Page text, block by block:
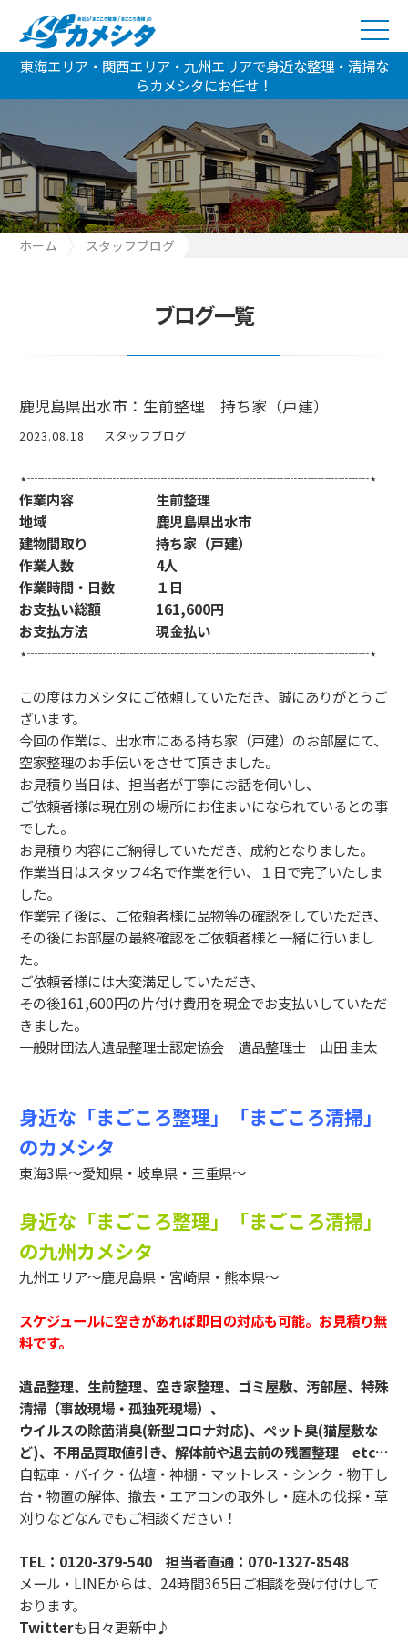
東海エリア・関西エリア・九州エリアで身近な整理・清掃な
らカメシタにお任せ！
ホーム
スタッフブログ
ブログ一覧
鹿児島県出水市：生前整理 持ち家（戸建）
2023.08.18 スタッフブログ
⋆┈┈┈┈┈┈┈┈┈┈┈┈┈┈┈┈┈┈┈┈┈┈┈┈┈⋆
作業内容 生前整理
地域 鹿児島県出水市
建物間取り 持ち家（戸建）
作業人数 4人
作業時間・日数 １日
お支払い総額 161,600円
お支払方法 現金払い
⋆┈┈┈┈┈┈┈┈┈┈┈┈┈┈┈┈┈┈┈┈┈┈┈┈┈⋆
この度はカメシタにご依頼していただき、誠にありがとうご
ざいます。
今回の作業は、出水市にある持ち家（戸建）のお部屋にて、
空家整理のお手伝いをさせて頂きました。
お見積り当日は、担当者が丁寧にお話を伺いし、
ご依頼者様は現在別の場所にお住まいになられているとの事
でした。
お見積り内容にご納得していただき、成約となりました。
作業当日はスタッフ4名で作業を行い、１日で完了いたしま
した。
作業完了後は、ご依頼者様に品物等の確認をしていただき、
その後にお部屋の最終確認をご依頼者様と一緒に行いまし
た。
ご依頼者様には大変満足していただき、
その後161,600円の片付け費用を現金でお支払いしていただ
きました。
一般財団法人遺品整理士認定協会 遺品整理士 山田 圭太
身近な「まごころ整理」「まごころ清掃」
のカメシタ
東海3県～愛知県・岐阜県・三重県～
身近な「まごころ整理」「まごころ清掃」
の九州カメシタ
九州エリア～鹿児島県・宮崎県・熊本県～
スケジュールに空きがあれば即日の対応も可能。お見積り無
料です。
遺品整理、生前整理、空き家整理、ゴミ屋敷、汚部屋、特殊
清掃（事故現場・孤独死現場）、
ウイルスの除菌消臭(新型コロナ対応)、ペット臭(猫屋敷な
ど)、不用品買取値引き、解体前や退去前の残置整理 etc…
自転車・バイク・仏壇・神棚・マットレス・シンク・物干し
台・物置の解体、撤去・エアコンの取外し・庭木の伐採・草
刈りなどなんでもご相談ください！
TEL： 0120-379-540 担当者直通： 070-1327-8548
メール・LINEからは、24時間365日ご相談を受け付けして
おります。
Twitterも日々更新中♪